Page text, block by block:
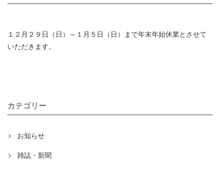
１２月２９日（日）～１月５日（日）まで年末年始休業とさせて
いただきます。
カテゴリー
お知らせ
雑誌・新聞